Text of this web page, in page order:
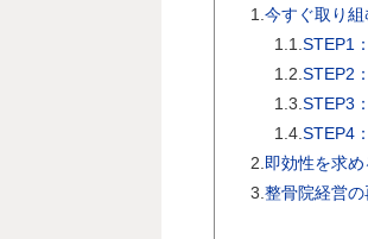
1.今すぐ取り
1.1.STEP1
1.2.STEP2
1.3.STEP3
1.4.STEP4
2.即効性を求
3.整骨院経営の